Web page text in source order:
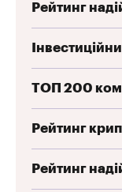
Рейтинг
ТОП 200
Рейтинг
Рейтинг